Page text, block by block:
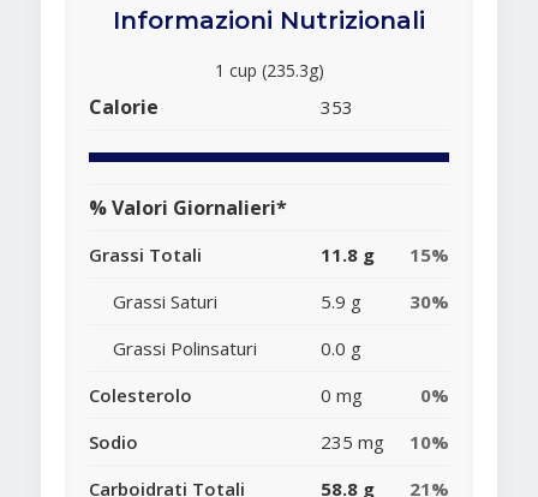
Informazioni Nutrizionali
1 cup (235.3g)
Calorie 353
% Valori Giornalieri*
Grassi Totali 11.8 g
15%
Grassi Saturi
5.9 g
30%
Grassi Polinsaturi
0.0 g
Colesterolo
0 mg
0%
Sodio
235 mg
10%
Carboidrati Totali
58.8 g 21%